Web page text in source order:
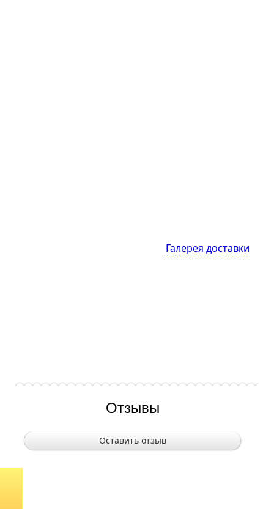
Галерея доставки
Отзывы
Оставить отзыв